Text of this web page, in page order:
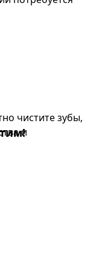
чистите зубы,
и